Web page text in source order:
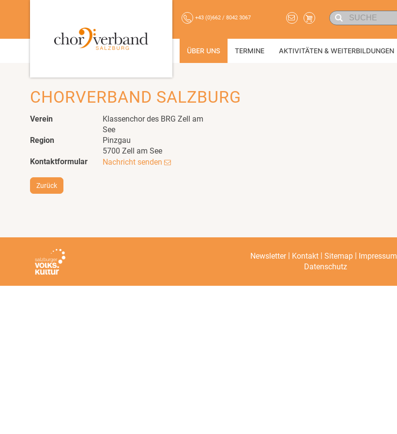
+43 (0)662 / 8042 3067
ÜBER UNS TERMINE AKTIVITÄTEN & WEITERBILDUNGEN
CHORVERBAND SALZBURG
Verein
Klassenchor des BRG Zell am
See
Region
Pinzgau
5700 Zell am See
Kontaktformular
Nachricht senden
Zurück
Newsletter| Kontakt| Sitemap| Impressum
Datenschutz